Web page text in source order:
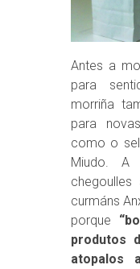
Antes a
para
morriña
para
como o
Miudo. A
curmáns
porque
produtos
atopalos